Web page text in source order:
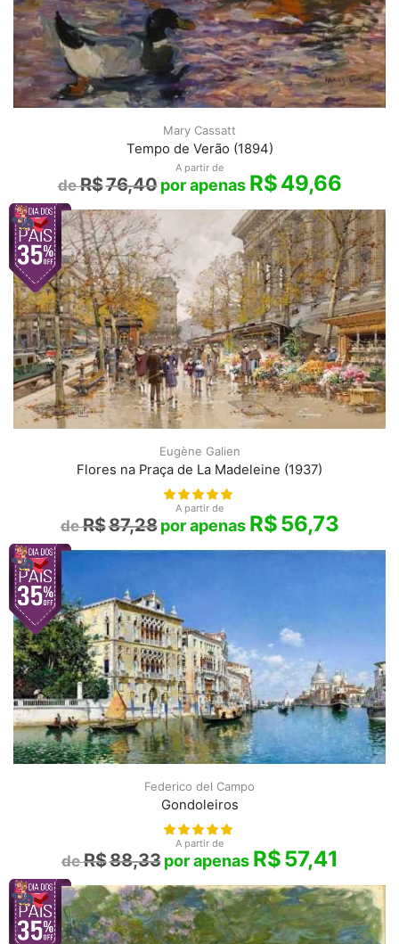
Mary Cassatt
Tempo de Verão (1894)
A partir de
R$76,40 R$49,66
Eugène Galien
Flores na Praça de La Madeleine (1937)
A partir de
R$87,28 R$56,73
Federico del Campo
Gondoleiros
A partir de
R$88,33 R$57,41